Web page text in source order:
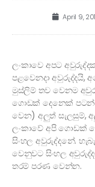
April 9,
ලංකාවෙ අපට
පළවෙනදා අවුරුද්දයි,
මුස්ලිම් තව වෙනම
ගොඩක් දෙනෙක්
වෙන) අලුත් සැලසුම්,
ලංකාවේ අපි ගොඩක්
සිංහල අවුරුද්දනේ.
වෙනුවට සිංහල
තරම් පරණ වෙන්න.